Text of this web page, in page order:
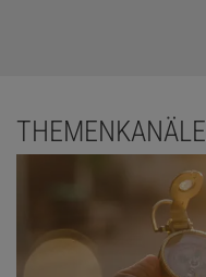
THEMENKANÄLE